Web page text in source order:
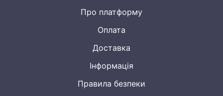
Про платформу
Оплата
Доставка
Інформація
Правила безпеки